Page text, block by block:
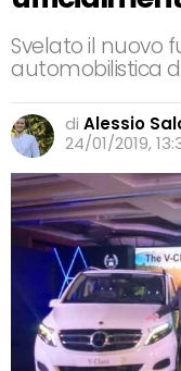
Svelato il nuovo
automobilistica
di Alessio
24/01/2019,